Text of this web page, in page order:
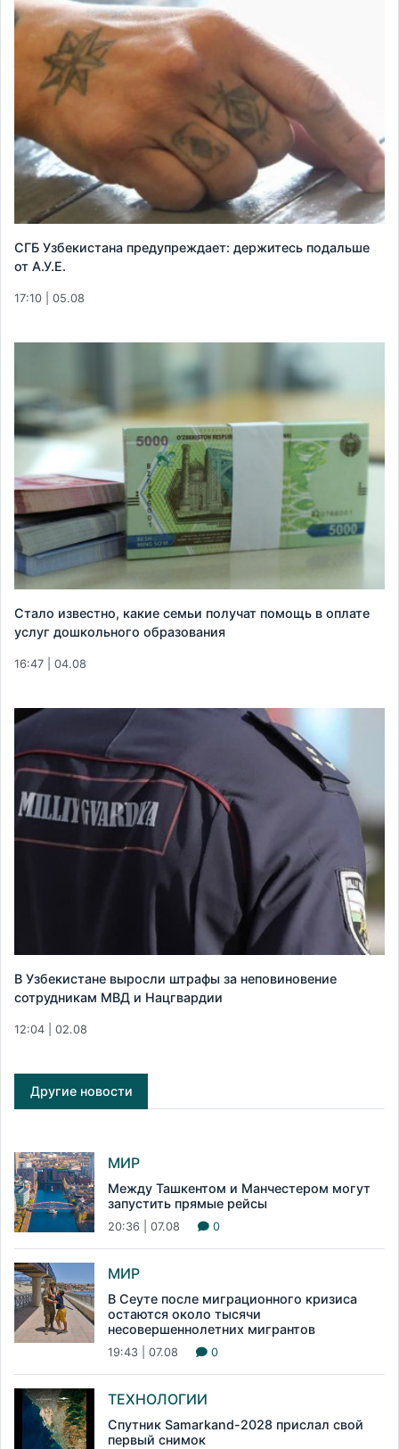
СГБ Узбекистана предупреждает: держитесь подальше
от А.У.Е.
17:10 | 05.08
Стало известно, какие семьи получат помощь в оплате
услуг дошкольного образования
16:47 | 04.08
В Узбекистане выросли штрафы за неповиновение
сотрудникам МВД и Нацгвардии
12:04 | 02.08
Другие новости
МИР
Между Ташкентом и Манчестером могут
запустить прямые рейсы
20:36 | 07.08 0
МИР
В Сеуте после миграционного кризиса
остаются около тысячи
несовершеннолетних мигрантов
19:43 | 07.08 0
ТЕХНОЛОГИИ
Спутник Samarkand-2028 прислал свой
первый снимок